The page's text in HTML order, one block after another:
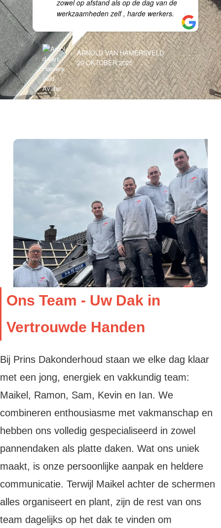
zowel op afstand als op de dag van de
werkzaamheden zelf , harde werkers.
ARNOLD VAN HAMERSVELD
29 OKTOBER 2025
Ons Team - Uw Dak in
Vertrouwde Handen
Bij Prins Dakonderhoud staan we elke dag klaar
met een jong, energiek en vakkundig team:
Maikel, Ramon, Sam, Kevin en Ian. We
combineren enthousiasme met vakmanschap en
hebben ons volledig gespecialiseerd in zowel
pannendaken als platte daken. Wat ons uniek
maakt, is onze persoonlijke aanpak en heldere
communicatie. Terwijl Maikel achter de schermen
alles organiseert en plant, zijn de rest van ons
team dagelijks op het dak te vinden om